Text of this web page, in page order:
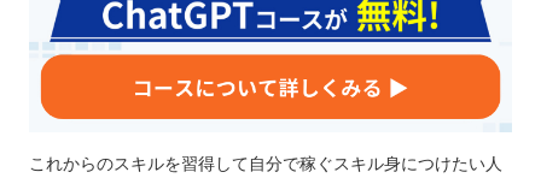
これからのスキルを習得して自分で稼ぐスキル身につけたい人